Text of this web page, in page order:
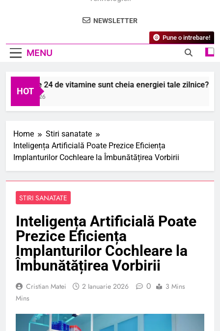
NEWSLETTER
MENU
Pune o intrebare!
HOT
ce cele 24 de vitamine sunt cheia energiei tale zilnice?
2026
Home
Stiri sanatate
Inteligența Artificială Poate Prezice Eficiența
Implanturilor Cochleare la Îmbunătățirea Vorbirii
STIRI SANATATE
Inteligența Artificială Poate
Prezice Eficiența
Implanturilor Cochleare la
Îmbunătățirea Vorbirii
Cristian Matei 2 Ianuarie 2026 0
3 Mins
Mins